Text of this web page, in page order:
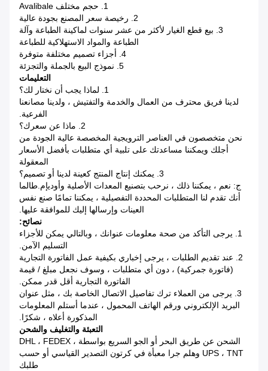
1. حجم مختلف Avalibale
2. رخيصة سعر المصنع بجودة عالية
3. بيع قطع الغيار لأكثر من عشر سنوات لماكينة الطباعة وآلة
الطباعة والمواد الاستهلاكية للطباعة
4. أجزاء تصميم مختلفة متوفرة
5. نموذج البيع بالجملة والتجزئة
التعليمات
1. لماذا يجب أن نختار لك؟
لدينا فريق محترف من العمال والخدمة والتفتيش ، ولدينا مصانعنا
الفرعية.
2. ماذا عن سعرك؟
نحن متخصصون في العناصر الترويجية المخصصة عالية الجودة من
أجلك ويمكننا مساعدتك على تلبية أي متطلبات بأفضل الأسعار
المعقولة
3. يمكنك إنتاج المنتج كعينة لدينا أو تصميم؟
ج: نعم ، يمكننا ذلك ، نرحب بتصنيع المعدات الأصلية وأوديإم.طالما
أنك تقدم لنا المتطلبات المحددة التفصيلية ، يمكننا تمامًا صنع نفس
العينات وإرسالها إليك للموافقة عليها.
نصائح:
1. يرجى التأكد من صحة معلومات عنوانك ، وبالتالي يمكن للأجزاء
التسليم الآمن.
2. عند تقديم الطلبات ، يرجى إخباري بكيفية عمل الفاتورة التجارية
(فاتورة جمركية) ، دون أي متطلبات ، وسوف نجعل مبلغ / قيمة
الفاتورة التجارية أقل قدر ممكن.
3. يرجى من العملاء ترك تفاصيل الاتصال الخاصة بك ، مثل عنوان
البريد الإلكتروني ورقم الهاتف المحمول ، عندما أستلم المعلومات
المذكورة أعلاه ، شكرًا.
التعبئة والتغليف والشحن
الشحن عن طريق البحر أو الجو السريع بواسطة DHL ، FEDEX ،
UPS ، TNT وهلم جرا معبأة في كرتون التصدير القياسي أو حسب
طلبك